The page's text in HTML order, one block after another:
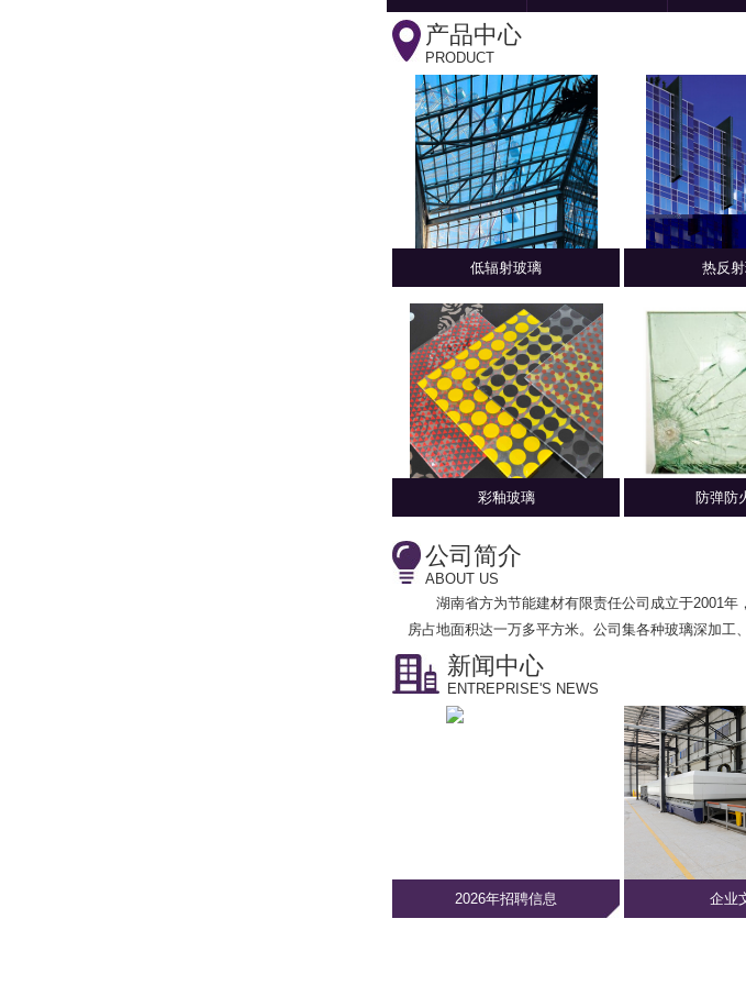
产品中心
PRODUCT
低辐射玻璃 热反
彩釉玻璃 防弹防
公司简介
ABOUT US
湖南省方为节能建材有限责任公司 成立于2001年
房占地面积达一万多平方米。公司集各种玻璃深加工
新闻中心
ENTREPRISE'S NEWS
2026年招聘信息 企业